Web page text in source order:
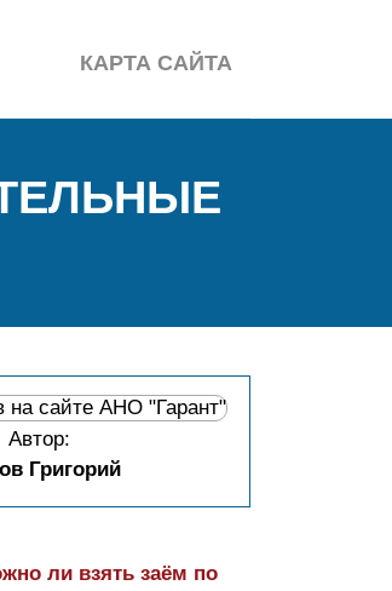
КАРТА САЙТА
Автор:
Григорий
ли взять заём по